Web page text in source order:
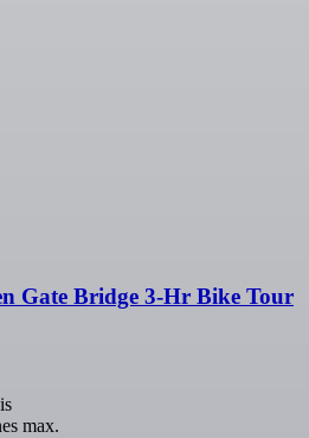
Gate Bridge 3-Hr Bike Tour
max.